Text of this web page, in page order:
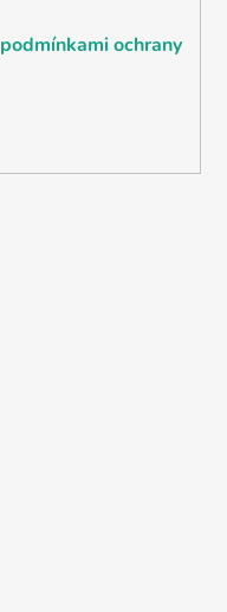
podmínkami ochrany